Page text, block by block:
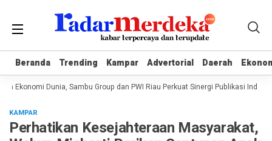
Beranda Trending Kampar Advertorial Daerah
Beranda Trending Kampar Advertorial Daerah
Ekonomi Dunia, Sambu Group dan PWI Riau Perkuat Sinergi Publikasi Industri
KAMPAR
Perhatikan Kesejahteraan Masyarakat,